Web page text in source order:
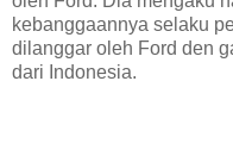
kebanggaannya selaku
dilanggar oleh Ford den
dari Indonesia.